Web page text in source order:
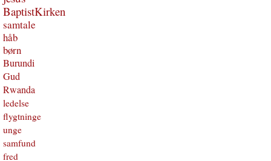
BaptistKirken
samtale
håb
børn
Burundi
Gud
Rwanda
ledelse
flygtninge
unge
samfund
fred